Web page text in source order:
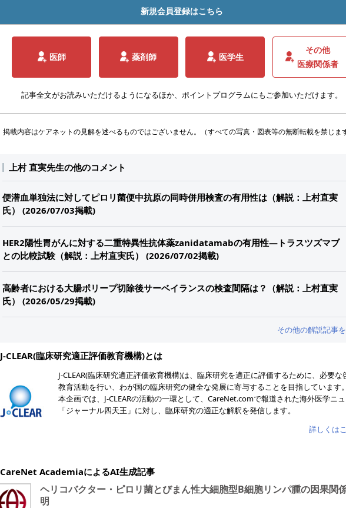
新規会員登録はこちら
医師 薬剤師 医学生
その他
医療関係者
記事全文がお読みいただけるようになるほか、ポイントプログラムにもご参加いただけます。
掲載内容はケアネットの見解を述べるものではございません。（すべての写真・図表等の無断転載を禁じま
上村 直実先生の他のコメント
便潜血単独法に対してピロリ菌便中抗原の同時併用検査の有用性は（解説：上村直実
氏） (2026/07/03掲載)
HER2陽性胃がんに対する二重特異性抗体薬zanidatamabの有用性―トラスツズマブ
との比較試験（解説：上村直実氏） (2026/07/02掲載)
高齢者における大腸ポリープ切除後サーベイランスの検査間隔は？（解説：上村直実
氏） (2026/05/29掲載)
その他の解説記事
J-CLEAR(臨床研究適正評価教育機構)とは
J-CLEAR(臨床研究適正評価教育機構)は、臨床研究を適正に評価するために、必要な
教育活動を行い、わが国の臨床研究の健全な発展に寄与することを目指しています
本企画では、J-CLEARの活動の一環として、CareNet.comで報道された海外医学ニ
「ジャーナル四天王」に対し、臨床研究の適正な解釈を発信します。
詳しくは
CareNet AcademiaによるAI生成記事
ヘリコバクター・ピロリ菌とびまん性大細胞型B細胞リンパ腫の因果関
明